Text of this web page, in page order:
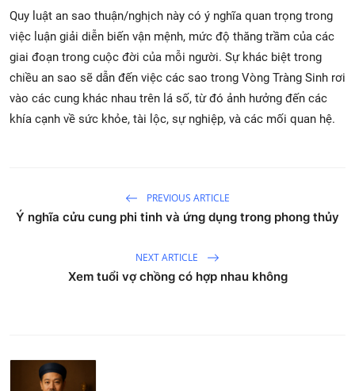
Quy luật an sao thuận/nghịch này có ý nghĩa quan trọng trong
việc luận giải diễn biến vận mệnh, mức độ thăng trầm của các
giai đoạn trong cuộc đời của mỗi người. Sự khác biệt trong
chiều an sao sẽ dẫn đến việc các sao trong Vòng Tràng Sinh rơi
vào các cung khác nhau trên lá số, từ đó ảnh hưởng đến các
khía cạnh về sức khỏe, tài lộc, sự nghiệp, và các mối quan hệ.
PREVIOUS ARTICLE
Ý nghĩa cửu cung phi tinh và ứng dụng trong phong thủy
NEXT ARTICLE
Xem tuổi vợ chồng có hợp nhau không